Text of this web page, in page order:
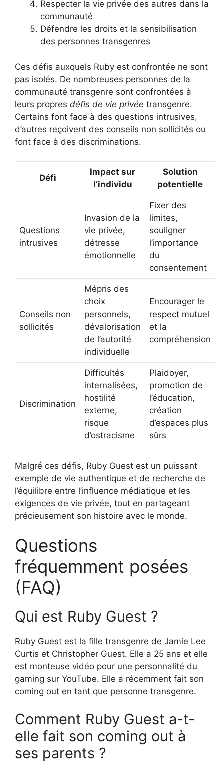
Respecter la vie privée des autres dans la
communauté
Défendre les droits et la sensibilisation
des personnes transgenres
Ces défis auxquels Ruby est confrontée ne sont
pas isolés. De nombreuses personnes de la
communauté transgenre sont confrontées à
leurs propres défis de vie privée transgenre.
Certains font face à des questions intrusives,
d’autres reçoivent des conseils non sollicités ou
font face à des discriminations.
Défi
Impact sur
l’individu
Solution
potentielle
Questions
intrusives
Invasion de la
vie privée,
détresse
émotionnelle
Fixer des
limites,
souligner
l’importance
du
consentement
Conseils non
sollicités
Mépris des
choix
personnels,
dévalorisation
de l’autorité
individuelle
Encourager le
respect mutuel
et la
compréhension
Discrimination
Difficultés
internalisées,
hostilité
externe,
risque
d’ostracisme
Plaidoyer,
promotion de
l’éducation,
création
d’espaces plus
sûrs
Malgré ces défis, Ruby Guest est un puissant
exemple de vie authentique et de recherche de
l’équilibre entre l’influence médiatique et les
exigences de vie privée, tout en partageant
précieusement son histoire avec le monde.
Questions
fréquemment posées
(FAQ)
Qui est Ruby Guest ?
Ruby Guest est la fille transgenre de Jamie Lee
Curtis et Christopher Guest. Elle a 25 ans et elle
est monteuse vidéo pour une personnalité du
gaming sur YouTube. Elle a récemment fait son
coming out en tant que personne transgenre.
Comment Ruby Guest a-t-
elle fait son coming out à
ses parents ?